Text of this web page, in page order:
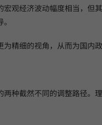
观经济波动幅度相当，但
精细的视角，从而为国内
种截然不同的调整路径。